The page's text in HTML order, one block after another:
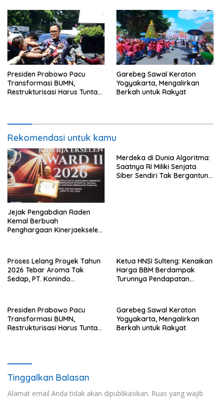
Presiden Prabowo Pacu
Transformasi BUMN,
Restrukturisasi Harus Tuntas
Garebeg Sawal Keraton
Yogyakarta, Mengalirkan
Berkah untuk Rakyat
Rekomendasi untuk kamu
Jejak Pengabdian Raden
Kemal Berbuah
Penghargaan Kinerjaekselen
Merdeka di Dunia Algoritma:
Saatnya RI Miliki Senjata
Siber Sendiri Tak Bergantung
Proses Lelang Proyek Tahun
2026 Tebar Aroma Tak
Sedap, PT. Konindo
Ketua HNSI Sulteng: Kenaikan
Harga BBM Berdampak
Turunnya Pendapatan
Presiden Prabowo Pacu
Transformasi BUMN,
Restrukturisasi Harus Tuntas
Garebeg Sawal Keraton
Yogyakarta, Mengalirkan
Berkah untuk Rakyat
Tinggalkan Balasan
Alamat email Anda tidak akan dipublikasikan. Ruas yang wajib